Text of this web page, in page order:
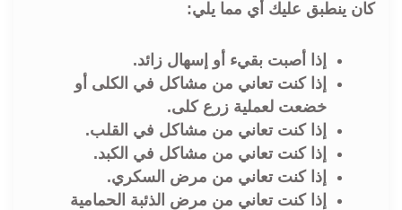
كان ينطبق عليك أي مما يلي:
إذا أصبت بقيء أو إسهال زائد.
إذا كنت تعاني من مشاكل في الكلى أو
خضعت لعملية زرع كلى.
إذا كنت تعاني من مشاكل في القلب.
إذا كنت تعاني من مشاكل في الكبد.
إذا كنت تعاني من مرض السكري.
إذا كنت تعاني من مرض الذئبة الحمامية